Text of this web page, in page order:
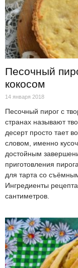
Песочный
кокосом
14 января 2018
Песочный пирог с
странах называют
десерт просто тает
словом, именно
достойным
приготовления
для тарта со
Ингредиенты
сантиметров.